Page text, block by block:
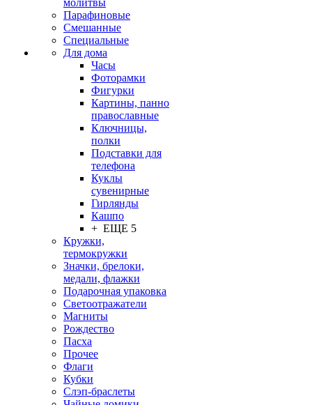
молитвы
Парафиновые
Смешанные
Специальные
Для дома
Часы
Фоторамки
Фигурки
Картины, панно
православные
Ключницы,
полки
Подставки для
телефона
Куклы
сувенирные
Гирлянды
Кашпо
+ ЕЩЕ 5
Кружки,
термокружки
Значки, брелоки,
медали, флажки
Подарочная упаковка
Светоотражатели
Магниты
Рождество
Пасха
Прочее
Флаги
Кубки
Слэп-браслеты